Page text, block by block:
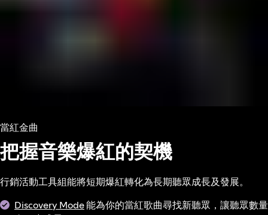
當紅金曲
把握音樂爆紅的契機
行銷活動工具組能將短期爆紅轉化為長期聽眾成長及發展。
Discovery Mode能為你的當紅歌曲尋找新聽眾，讓聽眾數量